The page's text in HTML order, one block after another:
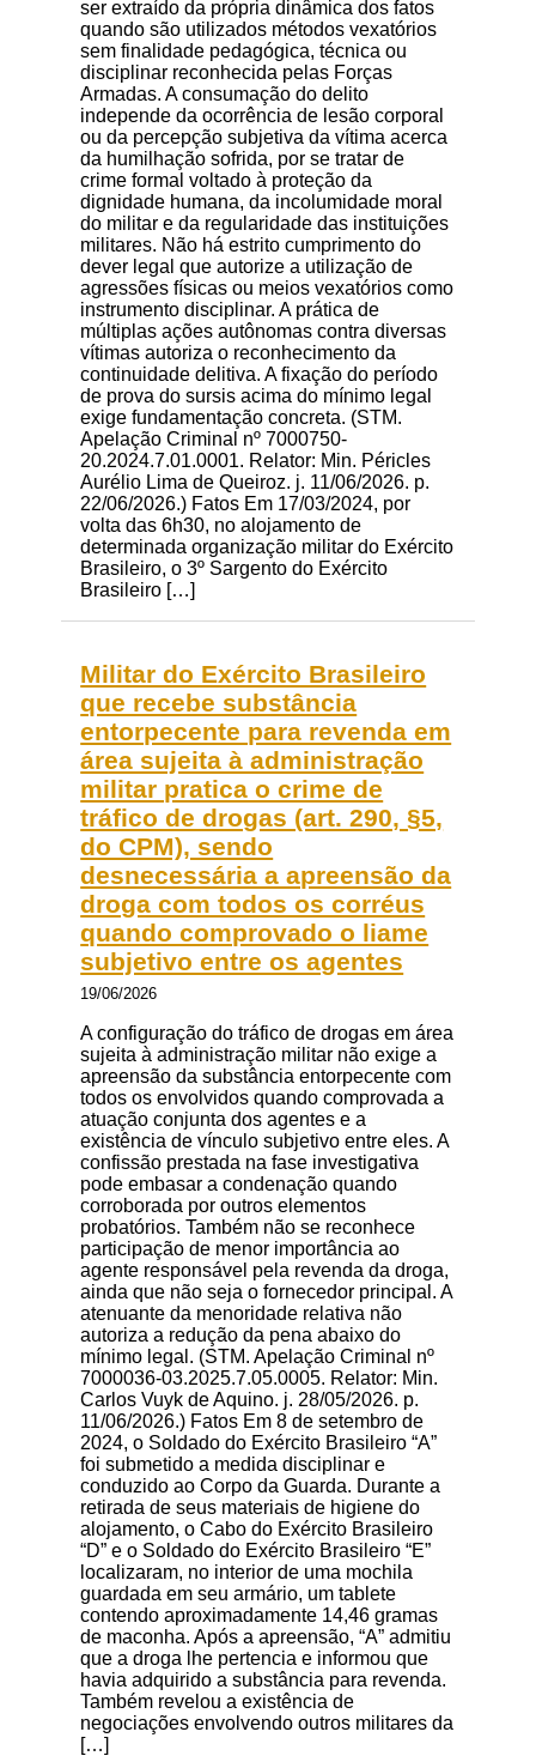
ser extraído da própria dinâmica dos fatos
quando são utilizados métodos vexatórios
sem finalidade pedagógica, técnica ou
disciplinar reconhecida pelas Forças
Armadas. A consumação do delito
independe da ocorrência de lesão corporal
ou da percepção subjetiva da vítima acerca
da humilhação sofrida, por se tratar de
crime formal voltado à proteção da
dignidade humana, da incolumidade moral
do militar e da regularidade das instituições
militares. Não há estrito cumprimento do
dever legal que autorize a utilização de
agressões físicas ou meios vexatórios como
instrumento disciplinar. A prática de
múltiplas ações autônomas contra diversas
vítimas autoriza o reconhecimento da
continuidade delitiva. A fixação do período
de prova do sursis acima do mínimo legal
exige fundamentação concreta. (STM.
Apelação Criminal nº 7000750-
20.2024.7.01.0001. Relator: Min. Péricles
Aurélio Lima de Queiroz. j. 11/06/2026. p.
22/06/2026.) Fatos Em 17/03/2024, por
volta das 6h30, no alojamento de
determinada organização militar do Exército
Brasileiro, o 3º Sargento do Exército
Brasileiro […]
Militar do Exército Brasileiro
que recebe substância
entorpecente para revenda em
área sujeita à administração
militar pratica o crime de
tráfico de drogas (art. 290, §5,
do CPM), sendo
desnecessária a apreensão da
droga com todos os corréus
quando comprovado o liame
subjetivo entre os agentes
19/06/2026
A configuração do tráfico de drogas em área
sujeita à administração militar não exige a
apreensão da substância entorpecente com
todos os envolvidos quando comprovada a
atuação conjunta dos agentes e a
existência de vínculo subjetivo entre eles. A
confissão prestada na fase investigativa
pode embasar a condenação quando
corroborada por outros elementos
probatórios. Também não se reconhece
participação de menor importância ao
agente responsável pela revenda da droga,
ainda que não seja o fornecedor principal. A
atenuante da menoridade relativa não
autoriza a redução da pena abaixo do
mínimo legal. (STM. Apelação Criminal nº
7000036-03.2025.7.05.0005. Relator: Min.
Carlos Vuyk de Aquino. j. 28/05/2026. p.
11/06/2026.) Fatos Em 8 de setembro de
2024, o Soldado do Exército Brasileiro “A”
foi submetido a medida disciplinar e
conduzido ao Corpo da Guarda. Durante a
retirada de seus materiais de higiene do
alojamento, o Cabo do Exército Brasileiro
“D” e o Soldado do Exército Brasileiro “E”
localizaram, no interior de uma mochila
guardada em seu armário, um tablete
contendo aproximadamente 14,46 gramas
de maconha. Após a apreensão, “A” admitiu
que a droga lhe pertencia e informou que
havia adquirido a substância para revenda.
Também revelou a existência de
negociações envolvendo outros militares da
[…]